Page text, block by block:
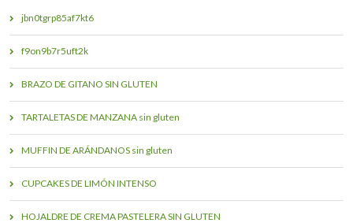
jbn0tgrp85af7kt6
f9on9b7r5uft2k
BRAZO DE GITANO SIN GLUTEN
TARTALETAS DE MANZANA sin gluten
MUFFIN DE ARÁNDANOS sin gluten
CUPCAKES DE LIMÓN INTENSO
HOJALDRE DE CREMA PASTELERA SIN GLUTEN